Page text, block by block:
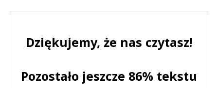
Dziękujemy, że nas czytasz!
Pozostało jeszcze 86% tekstu